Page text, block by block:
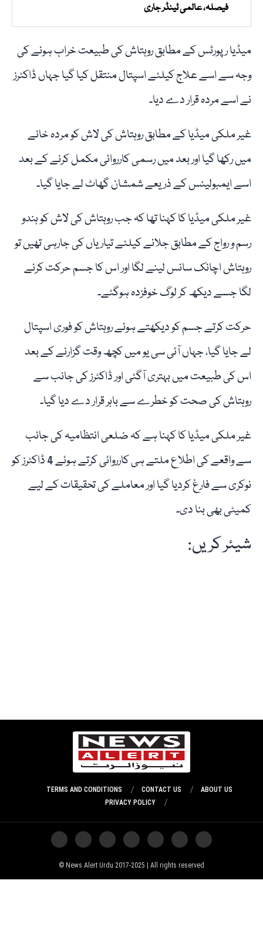
فیصلہ، عالمی ٹینڈر جاری
میڈیا رپورٹس کے مطابق روہتاش کی طبیعت خراب ہونے کی
وجہ سے اسے علاج کیلئے اسپتال منتقل کیا گیا جہاں ڈاکٹرز
نے اسے مردہ قرار دے دیا۔
غیر ملکی میڈیا کے مطابق روہتاش کی لاش کو مردہ خانے
میں رکھا گیا اور بعد میں رسمی کارروائی مکمل کرنے کے بعد
اسے ایمبولینس کے ذریعے شمشان گھاٹ لے جایا گیا۔
غیر ملکی میڈیا کا کہنا تھا کہ جب روہتاش کی لاش کو ہندو
رسم و رواج کے مطابق جلانے کیلئے تیاریاں کی جارہی تھیں تو
روہتاش اچانک سانس لینے لگا اور اس کا جسم حرکت کرنے
لگا جسے دیکھ کر لوگ خوفزدہ ہوگئے۔
حرکت کرتے جسم کو دیکھتے ہوئے روہتاش کو فوری اسپتال
لے جایا گیا، جہاں آئی سی یو میں کچھ وقت گزارنے کے بعد
اس کی طبیعت میں بہتری آگئی اور ڈاکٹرز کی جانب سے
روہتاش کی صحت کو خطرے سے باہر قرار دے دیا گیا۔
غیر ملکی میڈیا کا کہنا ہے کہ ضلعی انتظامیہ کی جانب
سے واقعے کی اطلاع ملتے ہی کارروائی کرتے ہوئے 4 ڈاکٹرز کو
نوکری سے فارغ کردیا گیا اور معاملے کی تحقیقات کے لیے
کمیٹی بھی بنا دی۔
شیئر کریں:
ABOUT US
CONTACT US
TERMS AND CONDITIONS
PRIVACY POLICY
News Alert Urdu 2017-2025 | All rights reserved ©